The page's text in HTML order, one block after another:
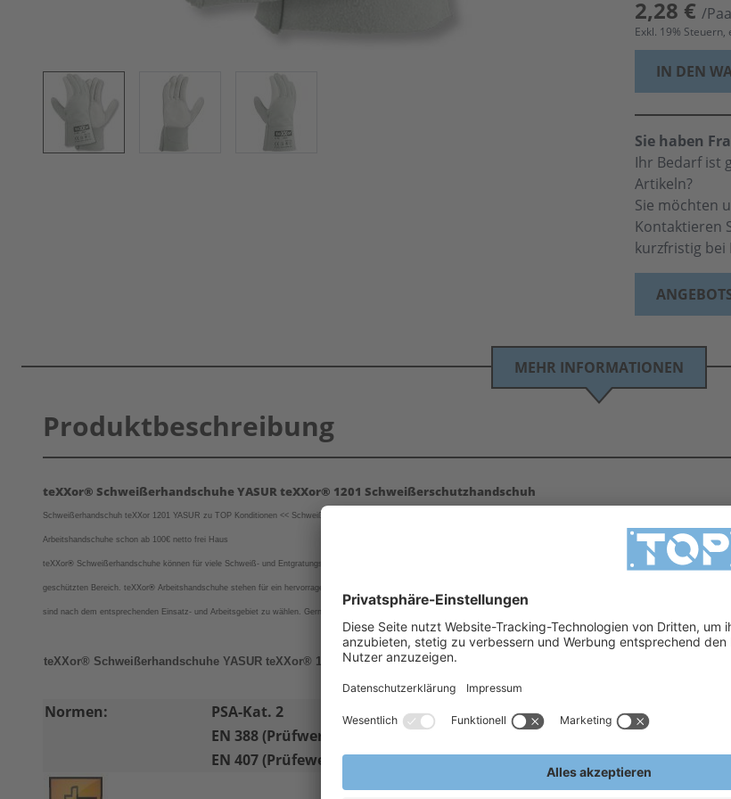
2,28 € /
Exkl. 19% Steuern,
IN DEN
Sie haben
Ihr Bedarf ist
Artikeln?
Sie möchten
Kontaktieren
kurzfristig bei
MEHR INFORMATIONEN
Produktbeschreibung
teXXor® Schweißerhandschuhe YASUR teXXor® 1201 Schweißerschutzhandschuh
Schweißerhandschuh teXXor 1201 YASUR zu TOP Konditionen << Schweißerhandschuh teXXor 1201 YASUR jetzt vergleichen und sparen >> Schweißerschutzhandschuhe und viele
Arbeitshandschuhe schon ab 100€ netto frei Haus
teXXor® Schweißerhandschuhe können für viele Schweiß- und Entgratungsarbeiten eingesetzt werden. Arbeitshandschuhe mit längerer Stulpe schützen den Anwender vor Verletzungen
geschützten Bereich. teXXor® Arbeitshandschuhe stehen für ein hervorragendes Preis-Leistungs-Verhältnis. Arbeitshandschuhe Leder, aber auch Montagehandschuhe,
sind nach dem entsprechenden Einsatz- und Arbeitsgebiet zu wählen. Gern stehen wir Ihnen bei Fragen hilfreich zur Seite!
teXXor® Schweißerhandschuhe YASUR teXXor® 1201 Schweißerschutzhandschuh
Normen:
PSA-Kat. 2
EN 388 (Prüfwerte: 3-1-2-2)
EN 407 (Prüfewerte: 4-1-3-X-4-X)